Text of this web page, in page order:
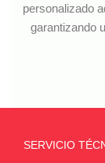
personalizado
garantizando
SERVICIO